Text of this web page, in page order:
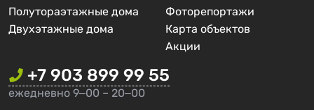
Полутораэтажные дома
Двухэтажные дома
Фоторепортажи
Карта объектов
Акции
+7 903 899 99 55
ежедневно 9‒00 – 20‒00